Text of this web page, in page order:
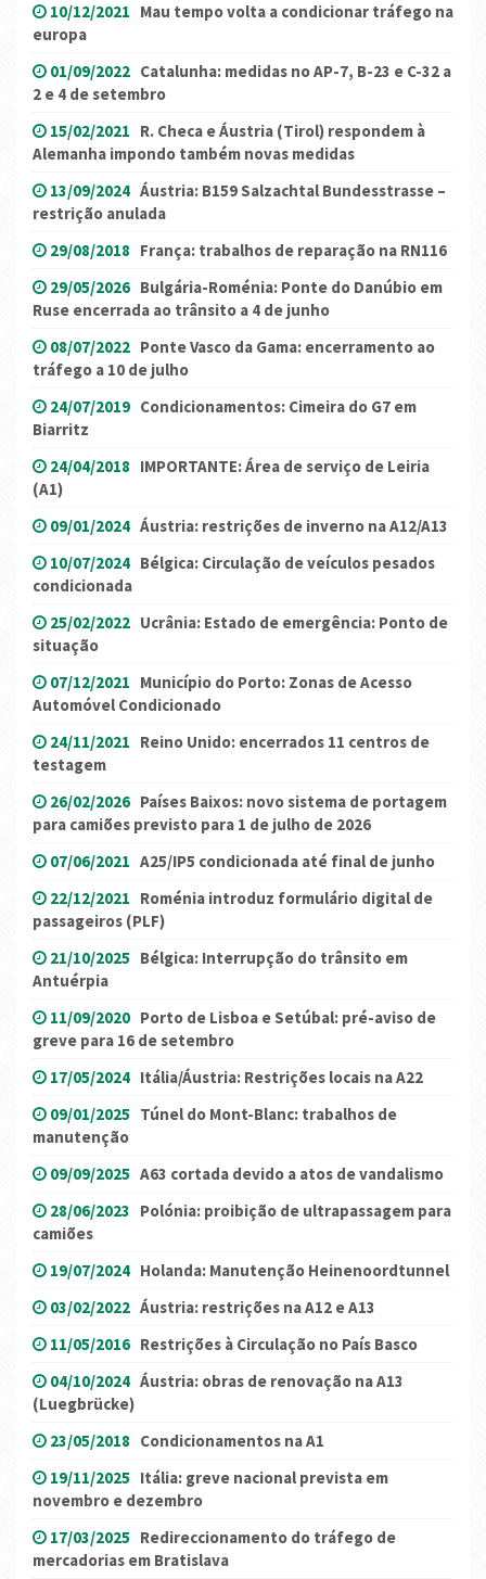
10/12/2021 Mau tempo volta a condicionar tráfego na
europa
01/09/2022 Catalunha: medidas no AP-7, B-23 e C-32 a
2 e 4 de setembro
15/02/2021 R. Checa e Áustria (Tirol) respondem à
Alemanha impondo também novas medidas
13/09/2024 Áustria: B159 Salzachtal Bundesstrasse –
restrição anulada
29/08/2018 França: trabalhos de reparação na RN116
29/05/2026 Bulgária-Roménia: Ponte do Danúbio em
Ruse encerrada ao trânsito a 4 de junho
08/07/2022 Ponte Vasco da Gama: encerramento ao
tráfego a 10 de julho
24/07/2019 Condicionamentos: Cimeira do G7 em
Biarritz
24/04/2018 IMPORTANTE: Área de serviço de Leiria
(A1)
09/01/2024 Áustria: restrições de inverno na A12/A13
10/07/2024 Bélgica: Circulação de veículos pesados
condicionada
25/02/2022 Ucrânia: Estado de emergência: Ponto de
situação
07/12/2021 Município do Porto: Zonas de Acesso
Automóvel Condicionado
24/11/2021 Reino Unido: encerrados 11 centros de
testagem
26/02/2026 Países Baixos: novo sistema de portagem
para camiões previsto para 1 de julho de 2026
07/06/2021 A25/IP5 condicionada até final de junho
22/12/2021 Roménia introduz formulário digital de
passageiros (PLF)
21/10/2025 Bélgica: Interrupção do trânsito em
Antuérpia
11/09/2020 Porto de Lisboa e Setúbal: pré-aviso de
greve para 16 de setembro
17/05/2024 Itália/Áustria: Restrições locais na A22
09/01/2025 Túnel do Mont-Blanc: trabalhos de
manutenção
09/09/2025 A63 cortada devido a atos de vandalismo
28/06/2023 Polónia: proibição de ultrapassagem para
camiões
19/07/2024 Holanda: Manutenção Heinenoordtunnel
03/02/2022 Áustria: restrições na A12 e A13
11/05/2016 Restrições à Circulação no País Basco
04/10/2024 Áustria: obras de renovação na A13
(Luegbrücke)
23/05/2018 Condicionamentos na A1
19/11/2025 Itália: greve nacional prevista em
novembro e dezembro
17/03/2025 Redireccionamento do tráfego de
mercadorias em Bratislava